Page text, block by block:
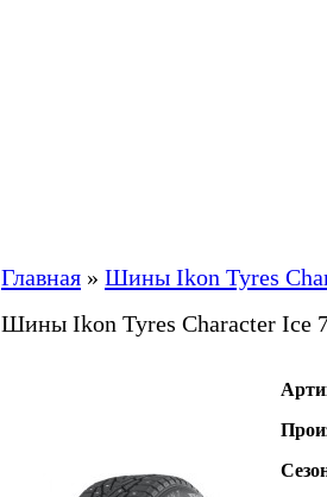
Главная » Шины Ikon Tyres
Шины Ikon Tyres Character Ice